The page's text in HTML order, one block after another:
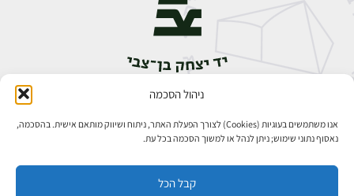
ניהול הסכמה
אנו משתמשים בעוגיות (Cookies) לצורך הפעלת האתר, ניתוח ושיווק מותאם אישית. בהסכמה,
נאסוף נתוני שימוש; ניתן לנהל או למשוך הסכמה בכל עת.
קבל הכל
אבן גבירול 14, רחביה, ירושלים